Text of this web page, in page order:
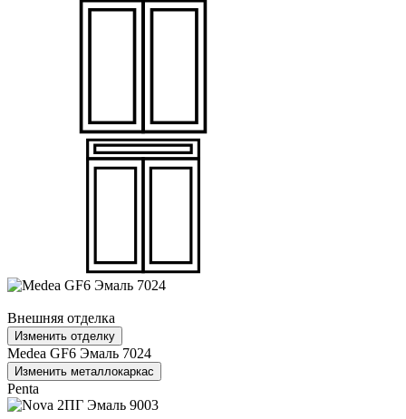
Внешняя отделка
Изменить отделку
Medea GF6 Эмаль 7024
Изменить металлокаркас
Penta